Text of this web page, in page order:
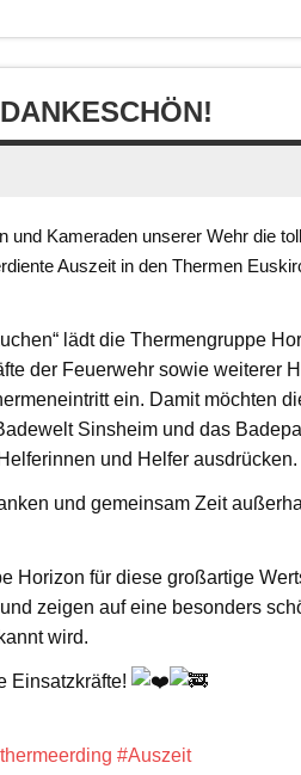
und Kameraden unserer Wehr die
Auszeit in den Thermen
lädt die Thermengruppe
der Feuerwehr sowie weiterer
ein. Damit möchten
Sinsheim und das
und Helfer ausdrücken.
und gemeinsam Zeit
Horizon für diese großartige
zeigen auf eine besonders
wird.
Einsatzkräfte!
#Auszeit